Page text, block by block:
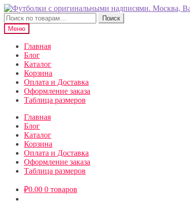
Перейти
к
навигации
Перейти
к
содержимому
Искать:
Поиск
Меню
Главная
Блог
Каталог
Корзина
Оплата и Доставка
Оформление заказа
Таблица размеров
Главная
Блог
Каталог
Корзина
Оплата и Доставка
Оформление заказа
Таблица размеров
₽0.00 0 товаров